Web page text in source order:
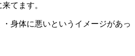
てます。
身体に悪いというイメージがあっ